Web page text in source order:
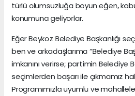
türlü olumsuzluğa boyun eğen,
konumuna geliyorlar.
Eğer Beykoz Belediye Başkanlığı
ben ve arkadaşlarıma ‘’Belediye
imkanını verirse; partimin Belediye
seçimlerden başarı ile çıkmamız
Programımızla uyumlu ve